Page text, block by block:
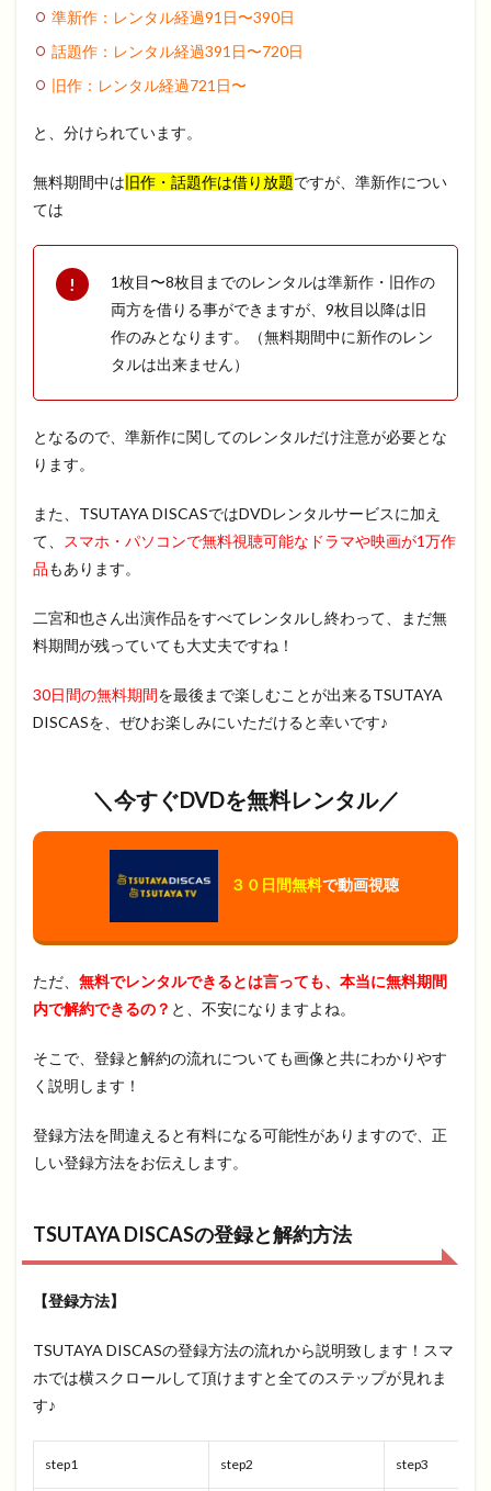
準新作：レンタル経過91日〜390日
話題作：レンタル経過391日〜720日
旧作：レンタル経過721日〜
と、分けられています。
無料期間中は旧作・話題作は借り放題ですが、準新作につい
ては
1枚目〜8枚目までのレンタルは準新作・旧作の
両方を借りる事ができますが、9枚目以降は旧
作のみとなります。（無料期間中に新作のレン
タルは出来ません）
となるので、準新作に関してのレンタルだけ注意が必要とな
ります。
また、TSUTAYA DISCASではDVDレンタルサービスに加え
て、
スマホ・パソコンで無料視聴可能なドラマや映画が1万作
品もあります。
二宮和也さん出演作品をすべてレンタルし終わって、まだ無
料期間が残っていても大丈夫ですね！
30日間の無料期間を最後まで楽しむことが出来るTSUTAYA
DISCASを、ぜひお楽しみにいただけると幸いです♪
＼今すぐDVDを無料レンタル／
３０日間無料で動画視聴
ただ、 無料でレンタルできるとは言っても、本当に無料期間
内で解約できるの？ と、不安になりますよね。
そこで、登録と解約の流れについても画像と共にわかりやす
く説明します！
登録方法を間違えると有料になる可能性がありますので、正
しい登録方法をお伝えします。
TSUTAYA DISCASの登録と解約方法
【登録方法】
TSUTAYA DISCASの登録方法の流れから説明致します！スマ
ホでは横スクロールして頂けますと全てのステップが見れま
す♪
step1 step2 step3